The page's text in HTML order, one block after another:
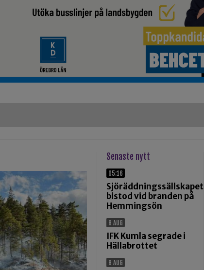
Senaste nytt
05:16
Sjöräddningssällskapet
bistod vid branden på
Hemmingsön
8 AUG
IFK Kumla segrade i
Hällabrottet
8 AUG